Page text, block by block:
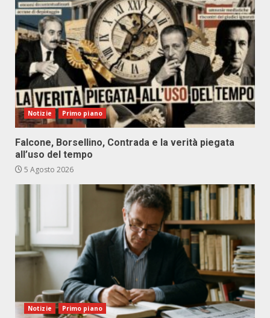
Notizie Primo piano
Falcone, Borsellino, Contrada e la verità piegata
all’uso del tempo
5 Agosto 2026
Notizie Primo piano